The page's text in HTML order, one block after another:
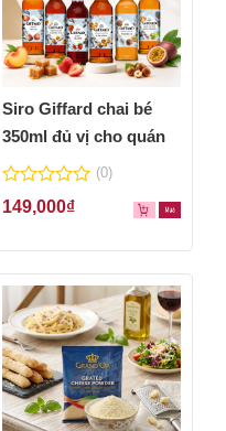
Siro Giffard chai bé
350ml đủ vị cho quán
0
out
5
(0)
149,000₫